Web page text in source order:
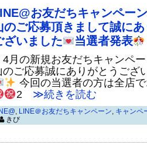
お友だちキャンペー
のご応募頂きまして誠にあ
ざいました
当選者発表
4月の新規お友だちキャンペ
のご応募誠にありがとうござ
今回の当選者の方は全店で
2≫続きを読む
, LINE＠お友だちキャンペーン, キャンペ
きび